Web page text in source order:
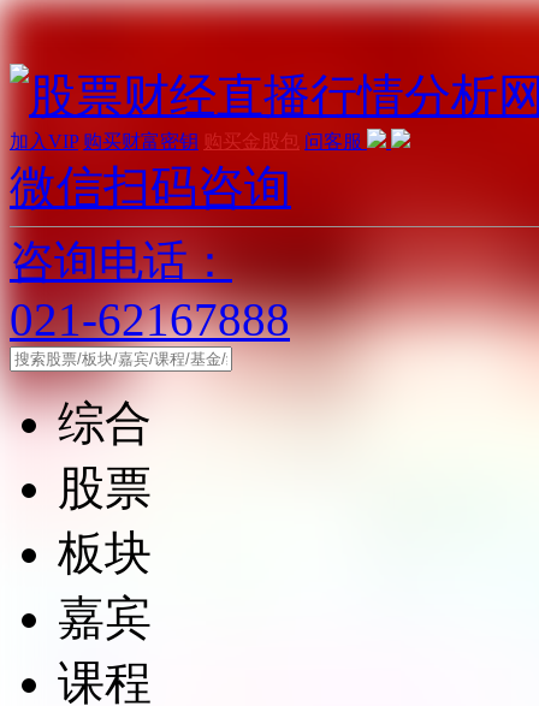
加入VIP 购买财富密钥 购买金股包 问客服
微信扫码咨询
咨询电话：
021-62167888
综合
股票
板块
嘉宾
课程